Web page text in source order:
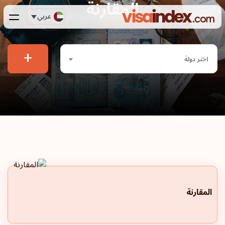
عربي المقارنة
اختر دولة +
المقارنة